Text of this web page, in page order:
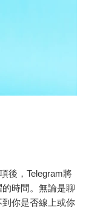
後，Telegram將
時間。無論是聊
你是否線上或你